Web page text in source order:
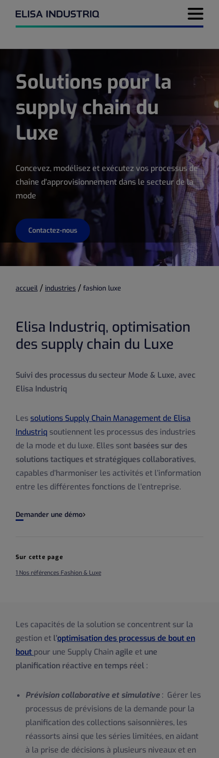
Menu
Solutions pour la
supply chain du
Luxe
Concevez, modélisez et exécutez vos processus de
chaîne d'approvisionnement dans le secteur de la
mode
Contactez-nous
accueil / industries / fashion luxe
Elisa Industriq, optimisation
des supply chain du Luxe
Suivi des processus du secteur Mode & Luxe, avec
Elisa Industriq
Les solutions Supply Chain Management de Elisa
Industriq soutiennent les processus des industries
de la mode et du luxe. Elles sont basées sur des
solutions tactiques et stratégiques collaboratives,
capables d’harmoniser les activités et l’information
entre les différentes fonctions de l’entreprise.
Demander une démo
Sur cette page
1 Nos références Fashion & Luxe
Les capacités de la solution se concentrent sur la
gestion et l’optimisation des processus de bout en
bout pour une Supply Chainagile et une
planification réactive en temps réel :
Prévision collaborative et simulative : Gérer les
processus de prévisions de la demande pour la
planification des collections saisonnières, les
réassorts ainsi que les séries limitées, en aidant
à la prise de décisions à plusieurs niveaux et en